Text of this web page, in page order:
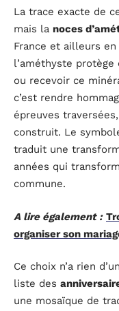
La trace exacte de
mais la noces
France et ailleurs
l’améthyste
ou recevoir ce
c’est rendre
épreuves
construit. Le
traduit une
années qui
commune.
A lire également :
organiser son
Ce choix n’a rien
liste des
une mosaïque de